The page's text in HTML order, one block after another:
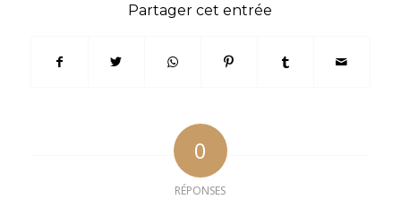
Partager cet entrée
0
RÉPONSES